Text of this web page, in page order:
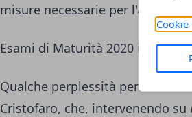
Cookie
misure necessarie per l'avvio
Esami di Maturità 2020 in
Qualche perplessità però
Cristofaro, che, intervenendo su